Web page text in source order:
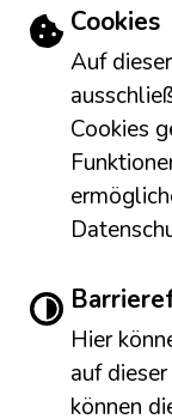
Cookies
Auf
Cookies
Hier
auf
können
Donnerstag
Freitag
Das Bürgerbüro
sind darüber
durchgängig
Leichte
Impressum